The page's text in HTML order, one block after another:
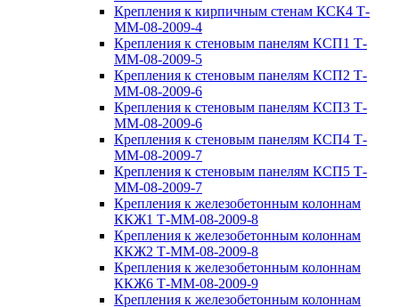
Крепления к кирпичным стенам КСК4 Т-
ММ-08-2009-4
Крепления к стеновым панелям КСП1 Т-
ММ-08-2009-5
Крепления к стеновым панелям КСП2 Т-
ММ-08-2009-6
Крепления к стеновым панелям КСП3 Т-
ММ-08-2009-6
Крепления к стеновым панелям КСП4 Т-
ММ-08-2009-7
Крепления к стеновым панелям КСП5 Т-
ММ-08-2009-7
Крепления к железобетонным колоннам
ККЖ1 Т-ММ-08-2009-8
Крепления к железобетонным колоннам
ККЖ2 Т-ММ-08-2009-8
Крепления к железобетонным колоннам
ККЖ6 Т-ММ-08-2009-9
Крепления к железобетонным колоннам